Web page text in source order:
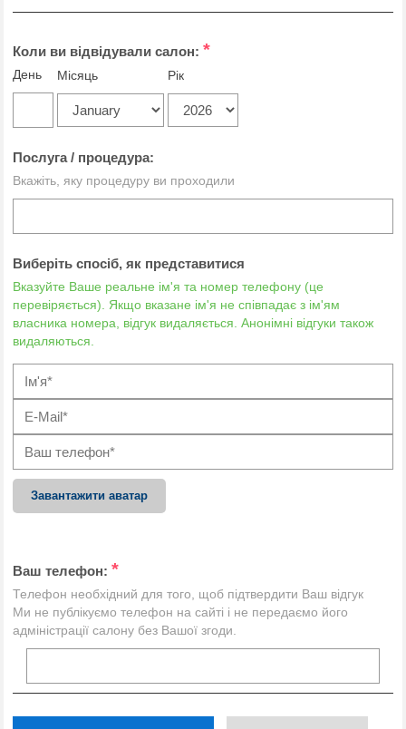
Коли ви відвідували салон: *
День Місяць Рік
Послуга / процедура:
Вкажіть, яку процедуру ви проходили
Виберіть спосіб, як представитися
Вказуйте Ваше реальне ім'я та номер телефону (це
перевіряється). Якщо вказане ім'я не співпадає з ім'ям
власника номера, відгук видаляється. Анонімні відгуки також
видаляються.
Завантажити аватар
Ваш телефон: *
Телефон необхідний для того, щоб підтвердити Ваш відгук
Ми не публікуємо телефон на сайті і не передаємо його
адміністрації салону без Вашої згоди.